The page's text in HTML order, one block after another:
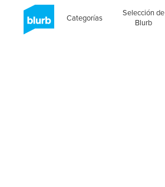
Categorías
Selección de
Blurb